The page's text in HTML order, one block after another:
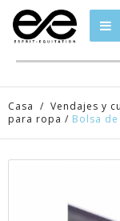
Casa / Vendajes y
para ropa / Bolsa
Product